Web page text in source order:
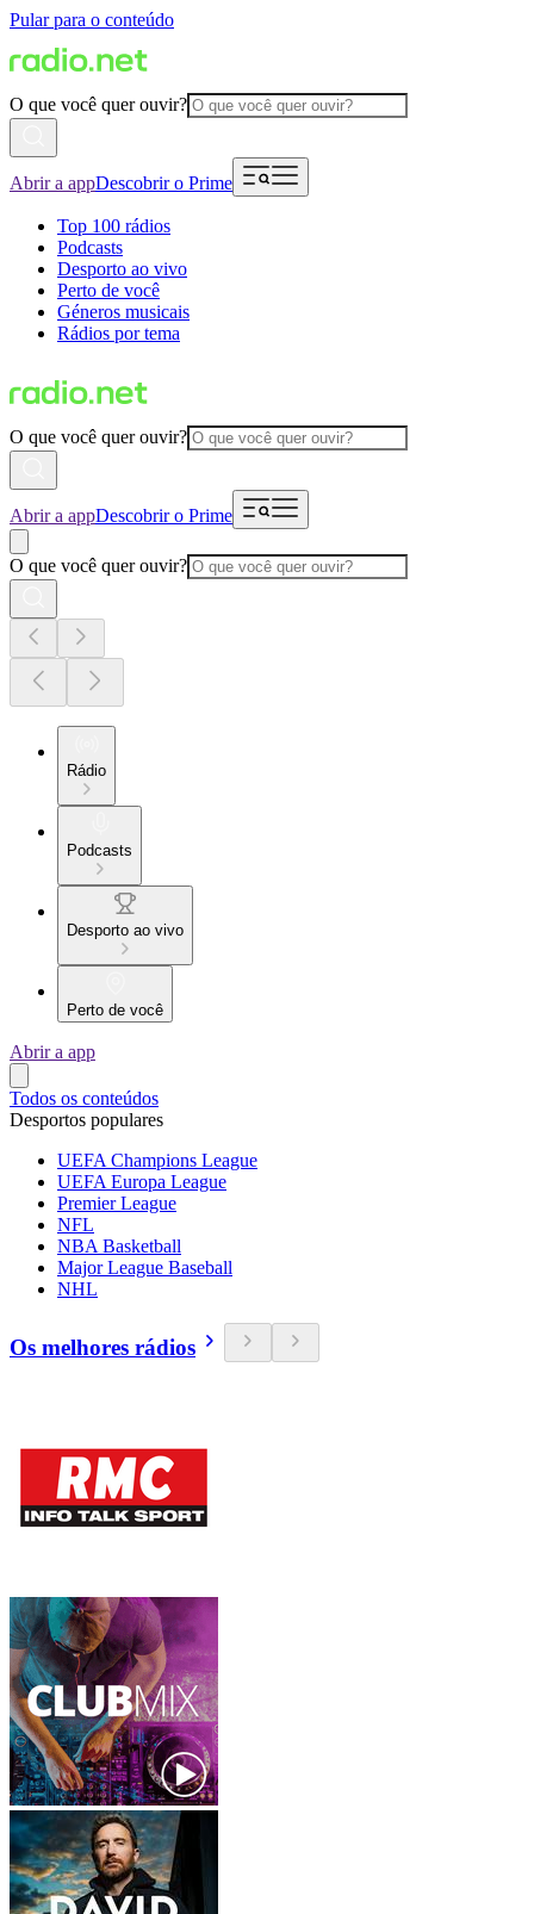
Pular para o conteúdo
O que você quer ouvir?
Abrir a appDescobrir o Prime
Top 100 rádios
Podcasts
Desporto ao vivo
Perto de você
Géneros musicais
Rádios por tema
O que você quer ouvir?
Abrir a appDescobrir o Prime
O que você quer ouvir?
Rádio
Podcasts
Desporto ao vivo
Perto de você
Abrir a app
Todos os conteúdos
Desportos populares
UEFA Champions League
UEFA Europa League
Premier League
NFL
NBA Basketball
Major League Baseball
NHL
Os melhores rádios